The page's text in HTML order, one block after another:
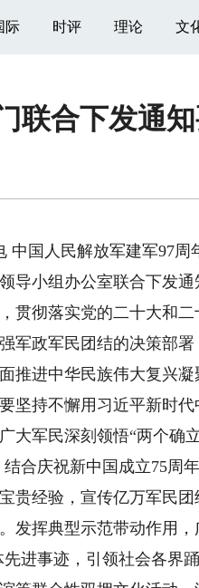
际 时评 理论 文
联合下发通
国人民解放军建军97周
导小组办公室联合下发
贯彻落实党的二十大和
军政军民团结的决策部
推进中华民族伟大复兴凝
持不懈用习近平新时代
大军民深刻领悟“两个确
结合庆祝新中国成立75
贵经验，宣传亿万军民
发挥典型示范带动作用
先进事迹，引领社会各界